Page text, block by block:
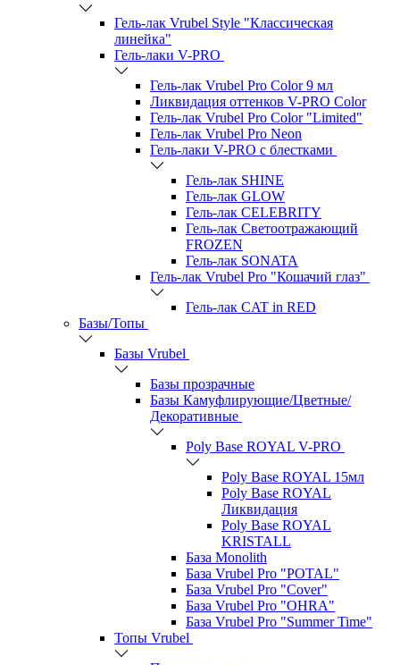
Гель-лак Vrubel Style "Классическая
линейка"
Гель-лаки V-PRO
Гель-лак Vrubel Pro Color 9 мл
Ликвидация оттенков V-PRO Color
Гель-лак Vrubel Pro Color "Limited"
Гель-лак Vrubel Pro Neon
Гель-лаки V-PRO c блестками
Гель-лак SHINE
Гель-лак GLOW
Гель-лак CELEBRITY
Гель-лак Светоотражающий
FROZEN
Гель-лак SONATA
Гель-лак Vrubel Pro "Кошачий глаз"
Гель-лак CAT in RED
Базы/Топы
Базы Vrubel
Базы прозрачные
Базы Камуфлирующие/Цветные/
Декоративные
Poly Base ROYAL V-PRO
Poly Base ROYAL 15мл
Poly Base ROYAL
Ликвидация
Poly Base ROYAL
KRISTALL
База Monolith
База Vrubel Pro "POTAL"
База Vrubel Pro "Сover"
База Vrubel Pro "OHRA"
База Vrubel Pro "Summer Time"
Топы Vrubel